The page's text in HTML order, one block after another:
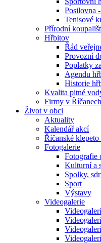
Posilovna
Tenisové
Přírodní
Hřbitov
Řád
Provozní
Poplatky
Agendu
Historie
Kvalita pitné
Firmy v Říčanech
Život v obci
Aktuality
Kalendář akcí
Říčanské
Fotogalerie
Fotografie
Kulturní a
Spolky,
Sport
Výstavy
Videogalerie